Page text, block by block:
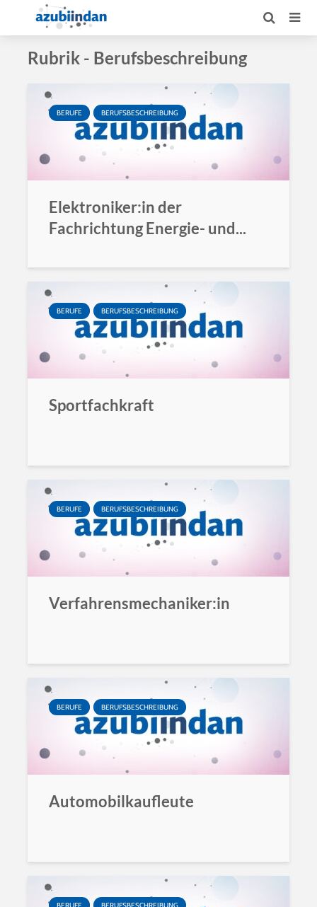
Rubrik - Berufsbeschreibung
BERUFE BERUFSBESCHREIBUNG
Elektroniker:in der
Fachrichtung Energie- und...
BERUFE BERUFSBESCHREIBUNG
Sportfachkraft
BERUFE BERUFSBESCHREIBUNG
Verfahrensmechaniker:in
BERUFE BERUFSBESCHREIBUNG
Automobilkaufleute